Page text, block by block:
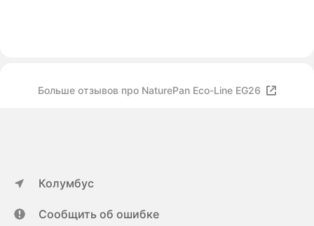
Больше отзывов про NaturePan Еco-Line ЕG26
Колумбус
Сообщить об ошибке